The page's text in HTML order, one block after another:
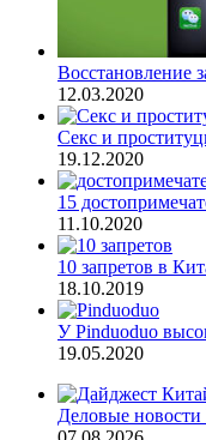
Восстановление
12.03.2020
Секс и
19.12.2020
15
11.10.2020
10 запретов в
18.10.2019
У Pinduoduo
19.05.2020
Деловые